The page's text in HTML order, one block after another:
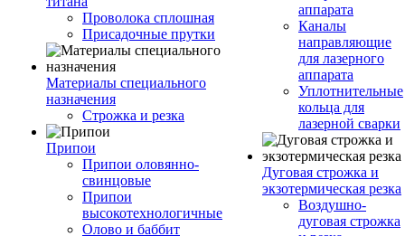
Проволока сплошная
Присадочные прутки
Материалы специального
назначения
Строжка и резка
Припои
Припои оловянно-
свинцовые
Припои
высокотехнологичные
Олово и баббит
аппарата
Каналы
направляющие
для лазерного
аппарата
Уплотнительные
кольца для
лазерной сварки
Дуговая строжка и
экзотермическая резка
Воздушно-
дуговая строжка